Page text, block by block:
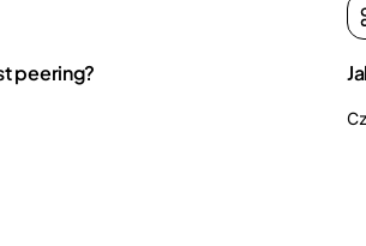
peering?